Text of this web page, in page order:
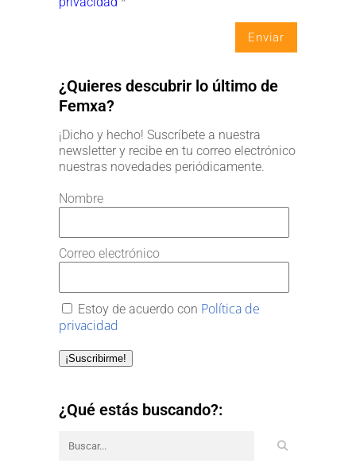
¿Quieres descubrir lo último de
Femxa?
¡Dicho y hecho! Suscríbete a nuestra
newsletter y recibe en tu correo electrónico
nuestras novedades periódicamente.
Nombre
Correo electrónico
Estoy de acuerdo con Política de
privacidad
¡Suscribirme!
¿Qué estás buscando?: